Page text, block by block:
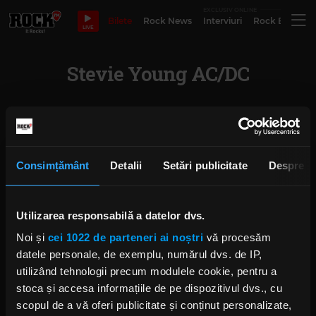
Consimțământ Detalii Setări publicitate Despre
Utilizarea responsabilă a datelor dvs.
Noi și cei 1022 de parteneri ai noștri vă procesăm
datele personale, de exemplu, numărul dvs. de IP,
utilizând tehnologii precum modulele cookie, pentru a
stoca și accesa informațiile de pe dispozitivul dvs., cu
scopul de a vă oferi publicitate și conținut personalizate,
LIVE
Bilete Rock News Interviuri Rock
Stevie Young AC/DC
Time”
VINERI, 1 OCTOMBRIE 2021
AC/DC lansează videoclipul
singleului „Realize”
JOI, 14 IANUARIE 2021